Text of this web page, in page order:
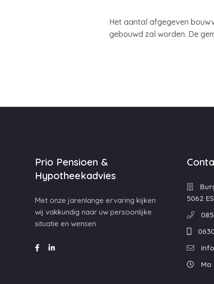
Het aantal afgegeven
gebouwd zal worden. De
Prio Pensioen &
Hypotheekadvies
Met onze jarenlange ervaring kijken
wij vakkundig naar uw persoonlijke
situatie en wensen.
5062
Ma